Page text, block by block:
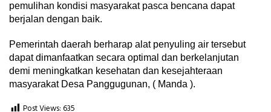
pemulihan kondisi masyarakat pasca bencana dapat
berjalan dengan baik.
Pemerintah daerah berharap alat penyuling air tersebut
dapat dimanfaatkan secara optimal dan berkelanjutan
demi meningkatkan kesehatan dan kesejahteraan
masyarakat Desa Panggugunan, ( Manda ).
Post Views:635